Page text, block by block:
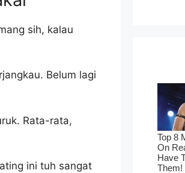
sih, kalau
Belum lagi
Rata-rata,
ini tuh sangat